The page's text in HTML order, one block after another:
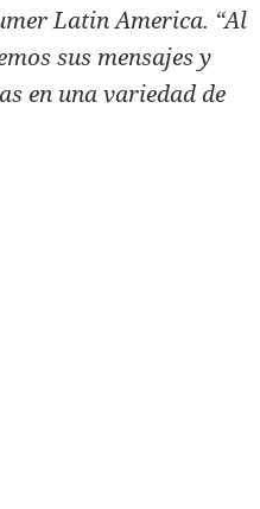
Latin America. “Al
sus mensajes y
en una variedad de